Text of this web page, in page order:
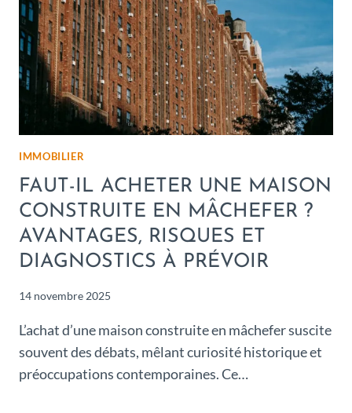
IMMOBILIER
FAUT-IL ACHETER UNE MAISON
CONSTRUITE EN MÂCHEFER ?
AVANTAGES, RISQUES ET
DIAGNOSTICS À PRÉVOIR
14 novembre 2025
L’achat d’une maison construite en mâchefer suscite
souvent des débats, mêlant curiosité historique et
préoccupations contemporaines. Ce…